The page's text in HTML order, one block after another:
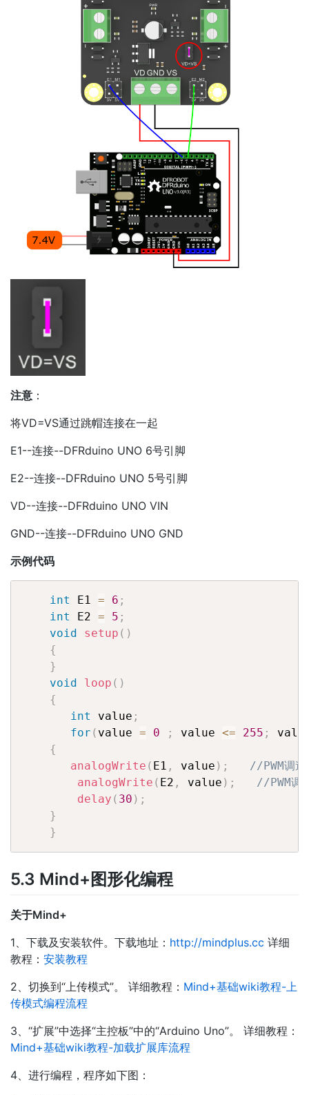
注意 ：
将VD=VS通过跳帽连接在一起
E1--连接--DFRduino UNO 6号引脚
E2--连接--DFRduino UNO 5号引脚
VD--连接--DFRduino UNO VIN
GND--连接--DFRduino UNO GND
示例代码
int E1 = 6 ;
int
E2 = 5 ;
void
setup ( )
{
}
void
loop ( )
{
int
value ;
for ( value = 0 ; value <= 255 ;
{
analogWrite ( E1 , value ) ;
//PWM调速
analogWrite ( E2 , value ) ;
//PWM调
delay ( 30 ) ;
}
}
5.3 Mind+图形化编程
关于Mind+
1、下载及安装软件。下载地址： http://mindplus.cc 详细
教程： 安装教程
2、切换到“上传模式”。 详细教程： Mind+基础wiki教程-上
传模式编程流程
3、“扩展”中选择“主控板”中的“Arduino Uno”。 详细教程：
Mind+基础wiki教程-加载扩展库流程
4、进行编程，程序如下图：